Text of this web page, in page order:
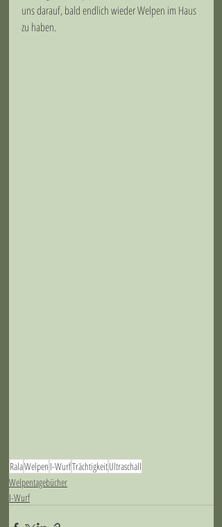
uns darauf, bald endlich wieder Welpen im Haus
zu haben.
RalaWelpen I-WurfTrächtigkeitUltraschall
Welpentagebücher
I-Wurf